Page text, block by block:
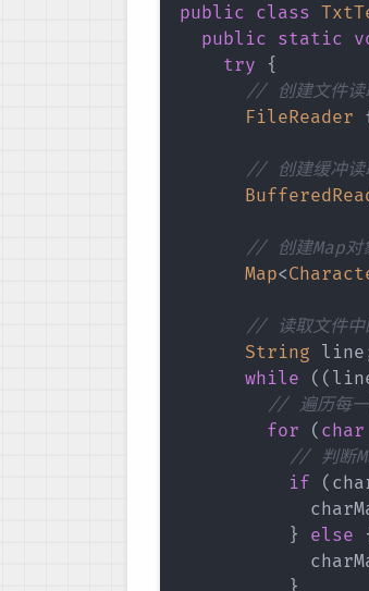
public class
public static
try
{
// 创建文件读
FileReader
// 创建缓冲读
// 创建Map对
Map<
// 读取文件中
String line
while
( (
// 遍历每一
for
( char
// 判断
if
(
}
else